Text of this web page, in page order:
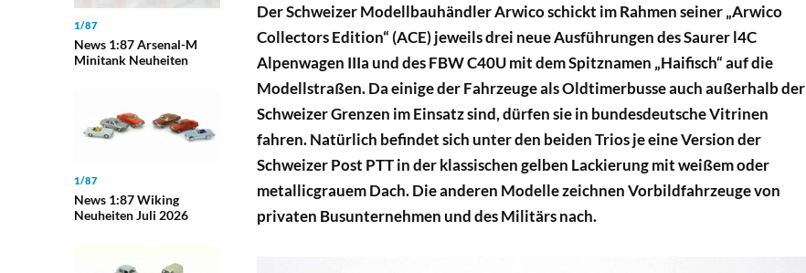
1/87
News 1:87 Arsenal-M
Minitank Neuheiten
1/87
News 1:87 Wiking
Neuheiten Juli 2026
Der Schweizer Modellbauhändler Arwico schickt im Rahmen seiner „Arwico
Collectors Edition“ (ACE) jeweils drei neue Ausführungen des Saurer l4C
Alpenwagen IIIa und des FBW C40U mit dem Spitznamen „Haifisch“ auf die
Modellstraßen. Da einige der Fahrzeuge als Oldtimerbusse auch außerhalb der
Schweizer Grenzen im Einsatz sind, dürfen sie in bundesdeutsche Vitrinen
fahren. Natürlich befindet sich unter den beiden Trios je eine Version der
Schweizer Post PTT in der klassischen gelben Lackierung mit weißem oder
metallicgrauem Dach. Die anderen Modelle zeichnen Vorbildfahrzeuge von
privaten Busunternehmen und des Militärs nach.